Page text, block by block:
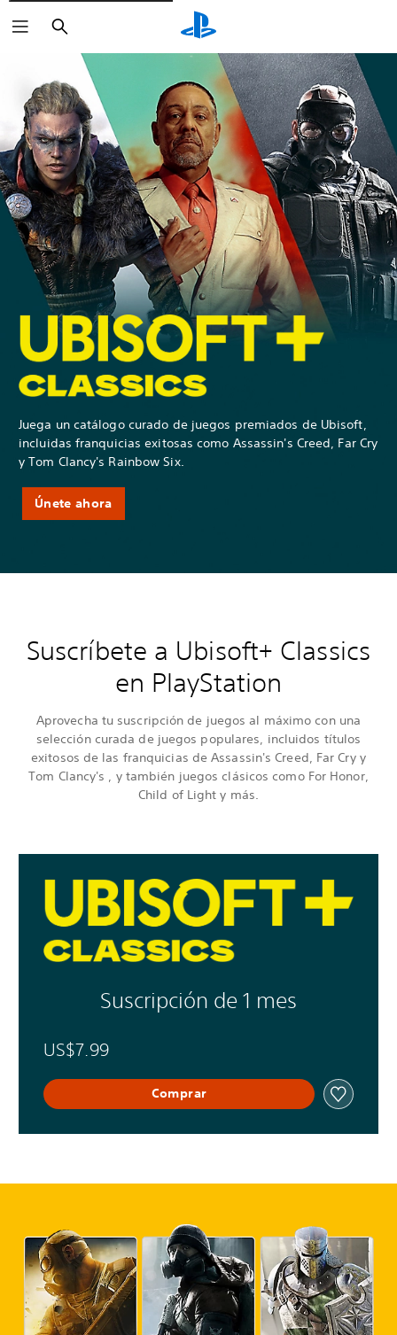
Buscar
Juega un catálogo curado de juegos premiados de Ubisoft,
incluidas franquicias exitosas como Assassin's Creed, Far Cry
y Tom Clancy's Rainbow Six.
Únete ahora
Suscríbete a Ubisoft+ Classics
en PlayStation
Aprovecha tu suscripción de juegos al máximo con una
selección curada de juegos populares, incluidos títulos
exitosos de las franquicias de Assassin's Creed, Far Cry y
Tom Clancy's , y también juegos clásicos como For Honor,
Child of Light y más.
Suscripción de 1 mes
US$7.99
Comprar